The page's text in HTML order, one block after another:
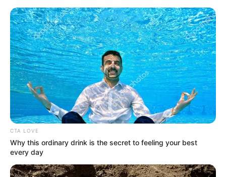
HOME
INSPIRASI
STYLE
FILM &
SERIES
NGAKAK
QUOTES
HYPE
MORE
CTA LOVE
Why this ordinary drink is the secret to feeling your best
every day